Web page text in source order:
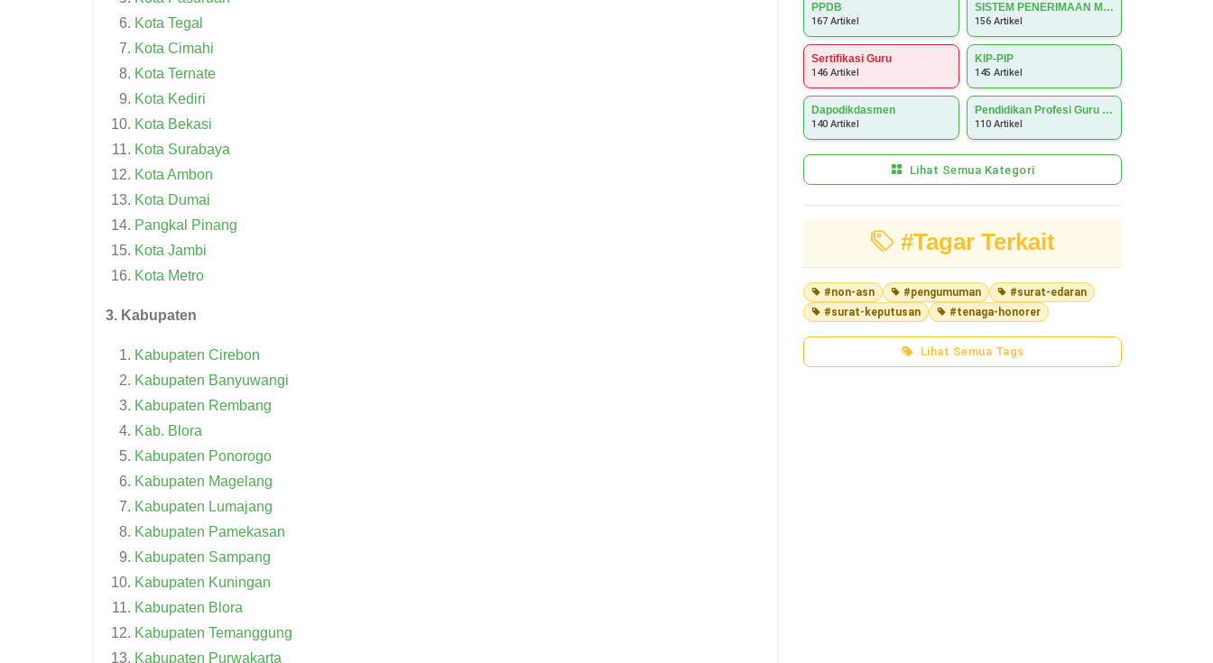
Kota Tegal
Kota Cimahi
Kota Ternate
Kota Kediri
Kota Bekasi
Kota Surabaya
Kota Ambon
Kota Dumai
Pangkal Pinang
Kota Jambi
Kota Metro
3. Kabupaten
Kabupaten Cirebon
Kabupaten Banyuwangi
Kabupaten Rembang
Kab. Blora
Kabupaten Ponorogo
Kabupaten Magelang
Kabupaten Lumajang
Kabupaten Pamekasan
Kabupaten Sampang
Kabupaten Kuningan
Kabupaten Blora
Kabupaten Temanggung
Kabupaten Purwakarta
PPDB
167 Artikel
SISTEM PENERIMAAN MURID BARU (SPMB)
156 Artikel
Sertifikasi Guru
146 Artikel
KIP-PIP
145 Artikel
Dapodikdasmen
140 Artikel
Pendidikan Profesi Guru (PPG)
110 Artikel
Lihat Semua Kategori
#Tagar Terkait
#non-asn #pengumuman
#surat-edaran
#surat-keputusan
#tenaga-honorer
Lihat Semua Tags